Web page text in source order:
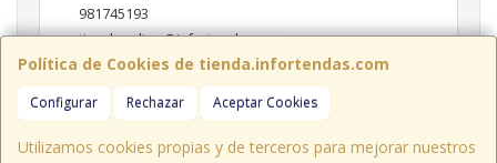
Política de Cookies de tienda.infortendas.com
Configurar Rechazar Aceptar Cookies
Utilizamos cookies propias y de terceros para mejorar nuestros
981745193
tiendaonline@infortendas.com
Horario
09:00 - 20:00